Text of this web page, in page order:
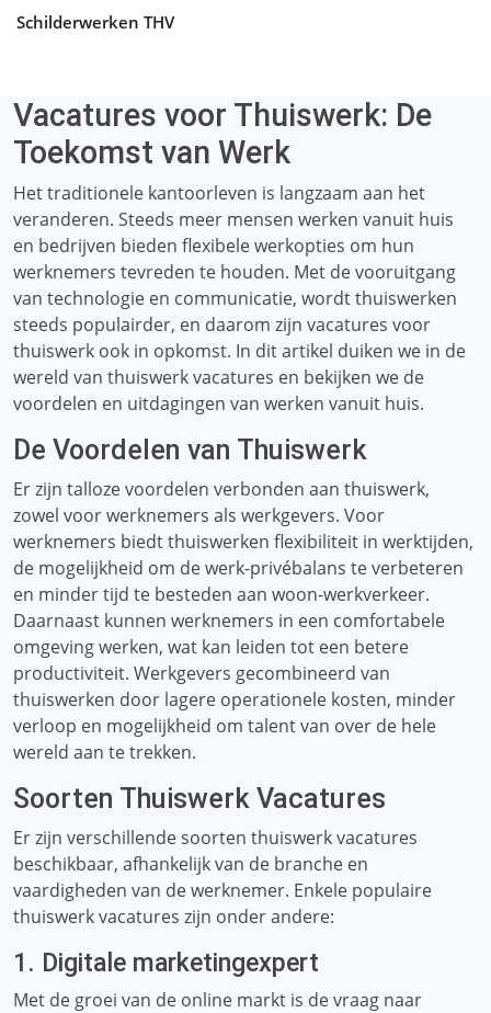
Schilderwerken THV
Vacatures voor Thuiswerk: De
Toekomst van Werk
Het traditionele kantoorleven is langzaam aan het
veranderen. Steeds meer mensen werken vanuit huis
en bedrijven bieden flexibele werkopties om hun
werknemers tevreden te houden. Met de vooruitgang
van technologie en communicatie, wordt thuiswerken
steeds populairder, en daarom zijn vacatures voor
thuiswerk ook in opkomst. In dit artikel duiken we in de
wereld van thuiswerk vacatures en bekijken we de
voordelen en uitdagingen van werken vanuit huis.
De Voordelen van Thuiswerk
Er zijn talloze voordelen verbonden aan thuiswerk,
zowel voor werknemers als werkgevers. Voor
werknemers biedt thuiswerken flexibiliteit in werktijden,
de mogelijkheid om de werk-privébalans te verbeteren
en minder tijd te besteden aan woon-werkverkeer.
Daarnaast kunnen werknemers in een comfortabele
omgeving werken, wat kan leiden tot een betere
productiviteit. Werkgevers gecombineerd van
thuiswerken door lagere operationele kosten, minder
verloop en mogelijkheid om talent van over de hele
wereld aan te trekken.
Soorten Thuiswerk Vacatures
Er zijn verschillende soorten thuiswerk vacatures
beschikbaar, afhankelijk van de branche en
vaardigheden van de werknemer. Enkele populaire
thuiswerk vacatures zijn onder andere:
1. Digitale marketingexpert
Met de groei van de online markt is de vraag naar